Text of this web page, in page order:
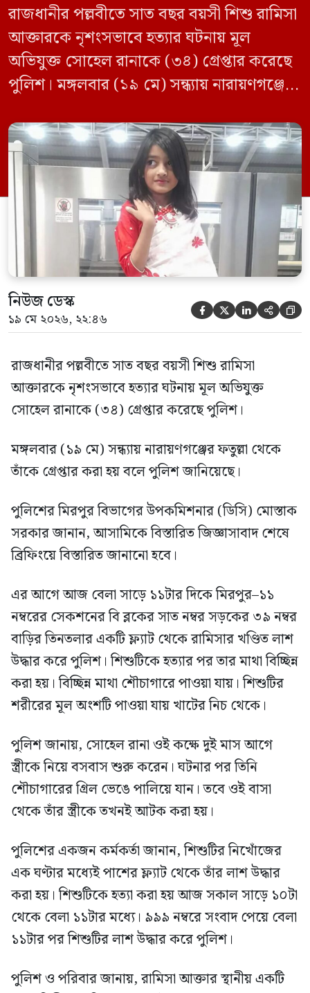
রাজধানীর পল্লবীতে সাত বছর বয়সী শিশু রামিসা
আক্তারকে নৃশংসভাবে হত্যার ঘটনায় মূল
অভিযুক্ত সোহেল রানাকে (৩৪) গ্রেপ্তার করেছে
পুলিশ। মঙ্গলবার (১৯ মে) সন্ধ্যায় নারায়ণগঞ্জের
জানিয়েছে। পুলিশের মিরপুর বিভাগের
উপকমিশনার (ডিসি) মোস্তাক সরকার জানান,
আসামিকে বিস্তারিত জিজ্ঞাসাবাদ শেষে ব্রিফিংয়ে
বিস্তারিত জানানো হবে। এর আগে আজ বেলা
সাড়ে ১১টার […]
নিউজ ডেস্ক
১৯ মে ২০২৬, ২২:৪৬     
রাজধানীর পল্লবীতে সাত বছর বয়সী শিশু রামিসা
আক্তারকে নৃশংসভাবে হত্যার ঘটনায় মূল অভিযুক্ত
সোহেল রানাকে (৩৪) গ্রেপ্তার করেছে পুলিশ।
মঙ্গলবার (১৯ মে) সন্ধ্যায় নারায়ণগঞ্জের ফতুল্লা থেকে
তাঁকে গ্রেপ্তার করা হয় বলে পুলিশ জানিয়েছে।
পুলিশের মিরপুর বিভাগের উপকমিশনার (ডিসি) মোস্তাক
সরকার জানান, আসামিকে বিস্তারিত জিজ্ঞাসাবাদ শেষে
ব্রিফিংয়ে বিস্তারিত জানানো হবে।
এর আগে আজ বেলা সাড়ে ১১টার দিকে মিরপুর–১১
নম্বরের সেকশনের বি ব্লকের সাত নম্বর সড়কের ৩৯ নম্বর
বাড়ির তিনতলার একটি ফ্ল্যাট থেকে রামিসার খণ্ডিত লাশ
উদ্ধার করে পুলিশ। শিশুটিকে হত্যার পর তার মাথা বিচ্ছিন্ন
করা হয়। বিচ্ছিন্ন মাথা শৌচাগারে পাওয়া যায়। শিশুটির
শরীরের মূল অংশটি পাওয়া যায় খাটের নিচ থেকে।
পুলিশ জানায়, সোহেল রানা ওই কক্ষে দুই মাস আগে
স্ত্রীকে নিয়ে বসবাস শুরু করেন। ঘটনার পর তিনি
শৌচাগারের গ্রিল ভেঙে পালিয়ে যান। তবে ওই বাসা
থেকে তাঁর স্ত্রীকে তখনই আটক করা হয়।
পুলিশের একজন কর্মকর্তা জানান, শিশুটির নিখোঁজের
এক ঘণ্টার মধ্যেই পাশের ফ্ল্যাট থেকে তাঁর লাশ উদ্ধার
করা হয়। শিশুটিকে হত্যা করা হয় আজ সকাল সাড়ে ১০টা
থেকে বেলা ১১টার মধ্যে। ৯৯৯ নম্বরে সংবাদ পেয়ে বেলা
১১টার পর শিশুটির লাশ উদ্ধার করে পুলিশ।
পুলিশ ও পরিবার জানায়, রামিসা আক্তার স্থানীয় একটি